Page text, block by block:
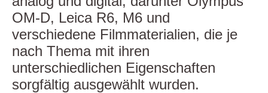
OM-D, Leica R6, M6 und
verschiedene Filmmaterialien, die je
nach Thema mit ihren
unterschiedlichen Eigenschaften
sorgfältig ausgewählt wurden.